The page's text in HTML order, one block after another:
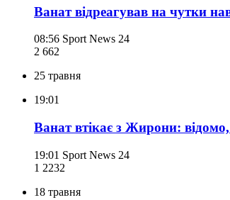
Ванат відреагував на чутки
08:56 Sport News 24
2 662
25 травня
19:01
Ванат втікає з Жирони:
19:01 Sport News 24
1 2232
18 травня